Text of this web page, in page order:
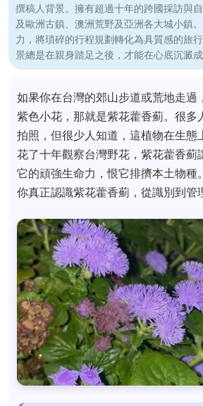
撰稿人背景。擁有超過十年的跨國採訪與
及歐洲古鎮、澳洲荒野及亞洲各大城小鎮
力，將瑣碎的行程規劃轉化為具質感的旅
景總是在親身踏足之後，才能在心底沉澱成
如果你在台灣的郊山步道或荒地走過
紫色小花，那就是紫花藿香薊。很多
拍照，但很少人知道，這植物在生態
花了十年觀察台灣野花，紫花藿香
它的頑強生命力，恨它排擠本土物種
你真正認識紫花藿香薊，從識別到管